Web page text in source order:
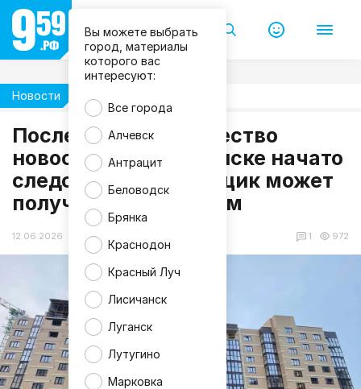
Вы можете выбрать
город, материалы
которого вас
интересуют:
Все города
Алчевск
Антрацит
Беловодск
Брянка
Краснодон
Красный Луч
Лисичанск
Луганск
Лутугино
Марковка
Новости
После жалоб на качество
новостройки в Луганске начато
следствие: застройщик может
получить по заслугам
12.06.2026 09:53 1 972
и
с
т
р
о
й
Л
Р